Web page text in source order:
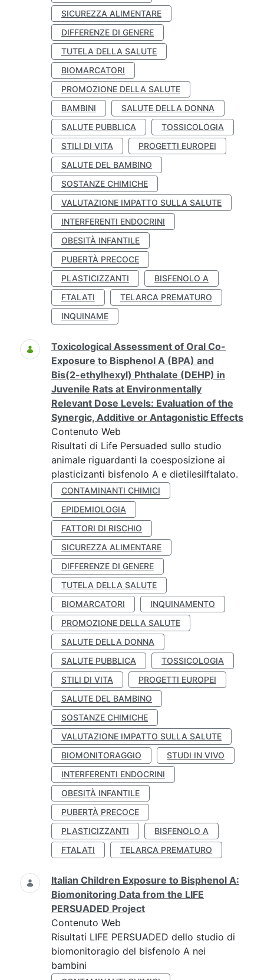
SICUREZZA ALIMENTARE
DIFFERENZE DI GENERE
TUTELA DELLA SALUTE
BIOMARCATORI
PROMOZIONE DELLA SALUTE
BAMBINI
SALUTE DELLA DONNA
SALUTE PUBBLICA
TOSSICOLOGIA
STILI DI VITA
PROGETTI EUROPEI
SALUTE DEL BAMBINO
SOSTANZE CHIMICHE
VALUTAZIONE IMPATTO SULLA SALUTE
INTERFERENTI ENDOCRINI
OBESITÀ INFANTILE
PUBERTÀ PRECOCE
PLASTICIZZANTI
BISFENOLO A
FTALATI
TELARCA PREMATURO
INQUINAME
Toxicological Assessment of Oral Co-
Exposure to Bisphenol A (BPA) and
Bis(2-ethylhexyl) Phthalate (DEHP) in
Juvenile Rats at Environmentally
Relevant Dose Levels: Evaluation of the
Synergic, Additive or Antagonistic Effects
Contenuto Web
Risultati di Life Persuaded sullo studio
animale riguardanti la coesposizione ai
plasticizanti bisfenolo A e dietilesilftalato.
CONTAMINANTI CHIMICI
EPIDEMIOLOGIA
FATTORI DI RISCHIO
SICUREZZA ALIMENTARE
DIFFERENZE DI GENERE
TUTELA DELLA SALUTE
BIOMARCATORI
INQUINAMENTO
PROMOZIONE DELLA SALUTE
SALUTE DELLA DONNA
SALUTE PUBBLICA
TOSSICOLOGIA
STILI DI VITA
PROGETTI EUROPEI
SALUTE DEL BAMBINO
SOSTANZE CHIMICHE
VALUTAZIONE IMPATTO SULLA SALUTE
BIOMONITORAGGIO
STUDI IN VIVO
INTERFERENTI ENDOCRINI
OBESITÀ INFANTILE
PUBERTÀ PRECOCE
PLASTICIZZANTI
BISFENOLO A
FTALATI
TELARCA PREMATURO
Italian Children Exposure to Bisphenol A:
Biomonitoring Data from the LIFE
PERSUADED Project
Contenuto Web
Risultati LIFE PERSUADED dello studio di
biomonitoragio del bisfenolo A nei
bambini